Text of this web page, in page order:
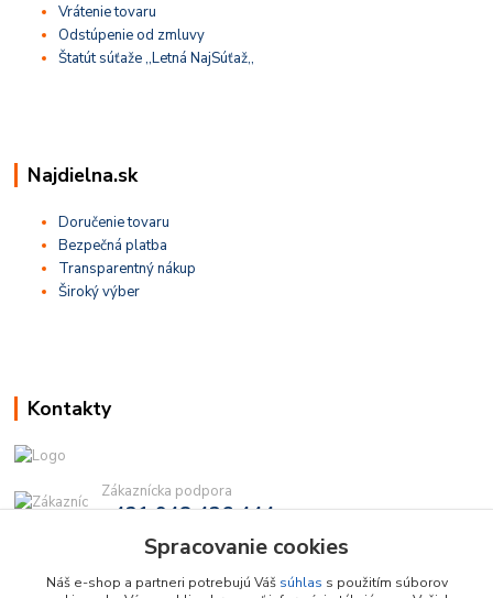
Vrátenie tovaru
Odstúpenie od zmluvy
Štatút súťaže ,,Letná NajSúťaž,,
Najdielna.sk
Doručenie tovaru
Bezpečná platba
Transparentný nákup
Široký výber
Kontakty
Zákaznícka podpora
+421 948 436 444
(Po-Pia, 9-16 hod.)
info@najdielna.sk
Spracovanie cookies
Náš e-shop a partneri potrebujú Váš súhlas s použitím súborov